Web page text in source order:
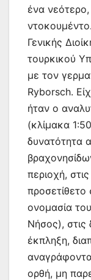
ένα
Γενικής
τουρκικού
με τον
Ryborsch.
ήταν ο
(κλίμακα
δυνατότητα
περιοχή,
προσετίθετο
ονομασία
Νήσος),
έκπληξη,
ορθή, μη